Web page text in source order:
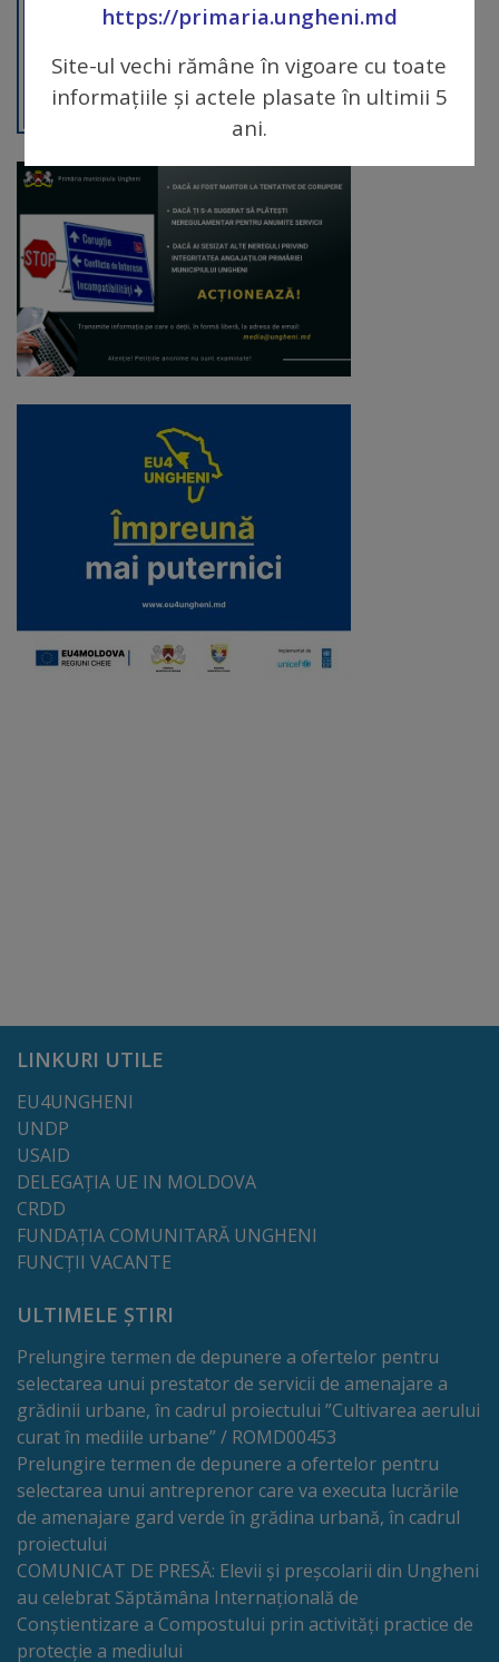
imagini
Galerie
Galerii
foto
Administrație
Primărie
Primar
Viceprimari
Organigrama
Aparatul
primăriei
Secretar
Comisii
de
specialitate
Regulamentul
Consiliului
Calitate
și
integritate
Servicii
Plăți
LINKURI UTILE
EU4UNGHENI
UNDP
USAID
DELEGAȚIA UE IN MOLDOVA
CRDD
FUNDAȚIA COMUNITARĂ UNGHENI
FUNCȚII VACANTE
ULTIMELE ȘTIRI
Prelungire termen de depunere a ofertelor pentru
selectarea unui prestator de servicii de amenajare a
grădinii urbane, în cadrul proiectului ”Cultivarea aerului
curat în mediile urbane” / ROMD00453
Prelungire termen de depunere a ofertelor pentru
selectarea unui antreprenor care va executa lucrările
de amenajare gard verde în grădina urbană, în cadrul
proiectului
COMUNICAT DE PRESĂ: Elevii și preșcolarii din Ungheni
au celebrat Săptămâna Internațională de
Conștientizare a Compostului prin activități practice de
protecție a mediului
https://primaria.ungheni.md
Site-ul vechi rămâne în vigoare cu toate
informațiile și actele plasate în ultimii 5
ani.